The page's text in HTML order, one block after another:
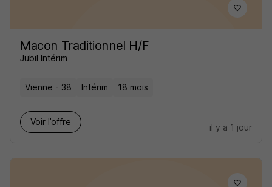
Macon Traditionnel H/F
Jubil Intérim
Vienne - 38 Intérim 18 mois
Voir l’offre
il y a 1 jour